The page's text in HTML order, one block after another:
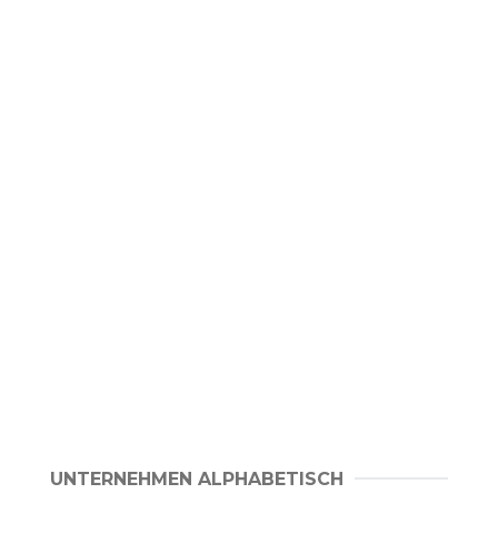
UNTERNEHMEN ALPHABETISCH